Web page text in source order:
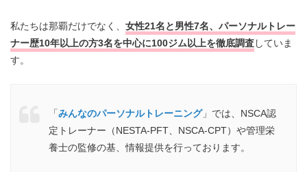
私たちは那覇だけでなく、 女性21名と男性7名、パーソナルトレー
ナー歴10年以上の方3名を中心に100ジム以上を徹底調査していま
す。
「みんなのパーソナルトレーニング」では、NSCA認
定トレーナー（NESTA-PFT、NSCA-CPT）や管理栄
養士の監修の基、情報提供を行っております。